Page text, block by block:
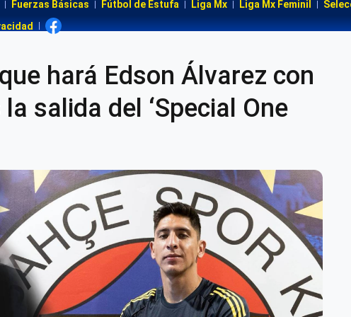
Fuerzas Básicas Fútbol de Estufa Liga Mx Liga Mx Feminil
hará Edson Álvarez con
salida del ‘Special One